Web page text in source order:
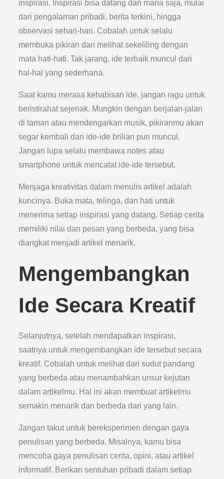
inspirasi. Inspirasi bisa datang dari mana saja, mulai
dari pengalaman pribadi, berita terkini, hingga
observasi sehari-hari. Cobalah untuk selalu
membuka pikiran dan melihat sekeliling dengan
mata hati-hati. Tak jarang, ide terbaik muncul dari
hal-hal yang sederhana.
Saat kamu merasa kehabisan ide, jangan ragu untuk
beristirahat sejenak. Mungkin dengan berjalan-jalan
di taman atau mendengarkan musik, pikiranmu akan
segar kembali dan ide-ide brilian pun muncul.
Jangan lupa selalu membawa notes atau
smartphone untuk mencatat ide-ide tersebut.
Menjaga kreativitas dalam menulis artikel adalah
kuncinya. Buka mata, telinga, dan hati untuk
menerima setiap inspirasi yang datang. Setiap cerita
memiliki nilai dan pesan yang berbeda, yang bisa
diangkat menjadi artikel menarik.
Mengembangkan
Ide Secara Kreatif
Selanjutnya, setelah mendapatkan inspirasi,
saatnya untuk mengembangkan ide tersebut secara
kreatif. Cobalah untuk melihat dari sudut pandang
yang berbeda atau menambahkan unsur kejutan
dalam artikelmu. Hal ini akan membuat artikelmu
semakin menarik dan berbeda dari yang lain.
Jangan takut untuk bereksperimen dengan gaya
penulisan yang berbeda. Misalnya, kamu bisa
mencoba gaya penulisan cerita, opini, atau artikel
informatif. Berikan sentuhan pribadi dalam setiap